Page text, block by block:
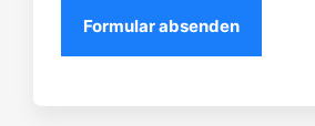
Formular absenden